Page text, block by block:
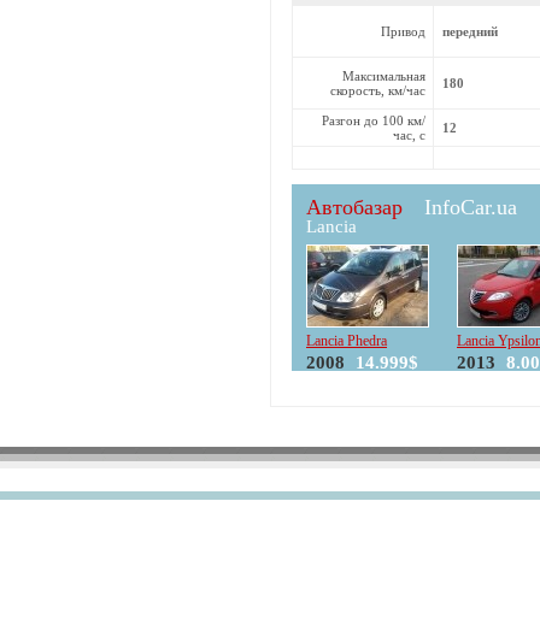
Привод передний
Максимальная
скорость, км/час
180
Разгон до 100 км/
час, с
12
Автобазар InfoCar.ua
Lancia
Lancia Phedra
2008 14.999$
Lancia
2013